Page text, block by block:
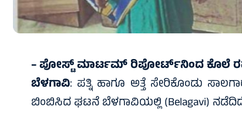
– ಪೋಸ್ಟ್ ಮಾರ್ಟಮ್ ರಿಪೋರ್ಟ್‌ನಿಂದ ಕೊಲೆ
ಬೆಳಗಾವಿ: ಪತ್ನಿ ಹಾಗೂ ಅತ್ತೆ ಸೇರಿಕೊಂಡು
ಬಿಂಬಿಸಿದ ಘಟನೆ ಬೆಳಗಾವಿಯಲ್ಲಿ (Belagavi)